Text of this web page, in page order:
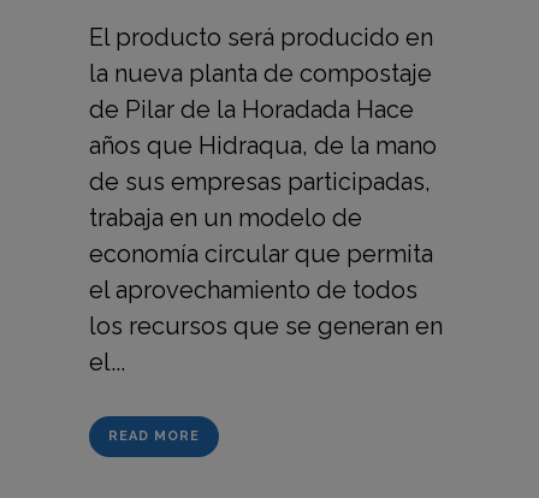
El producto será producido en
la nueva planta de compostaje
de Pilar de la Horadada Hace
años que Hidraqua, de la mano
de sus empresas participadas,
trabaja en un modelo de
economía circular que permita
el aprovechamiento de todos
los recursos que se generan en
el...
READ MORE